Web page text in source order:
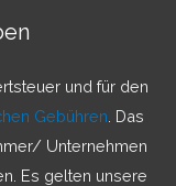
und für den
Gebühren . Das
Unternehmen
Es gelten unsere